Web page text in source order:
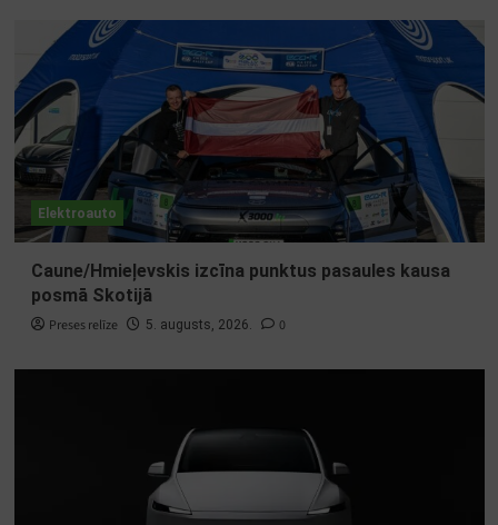
Elektroauto
Caune/Hmieļevskis izcīna punktus pasaules kausa
posmā Skotijā
Preses relīze 5. augusts, 2026. 0